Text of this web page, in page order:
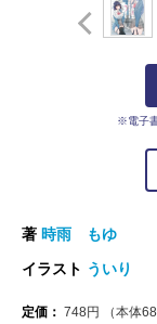
※電子
著 時雨 もゆ
イラスト ういり
定価： 748円 （本体